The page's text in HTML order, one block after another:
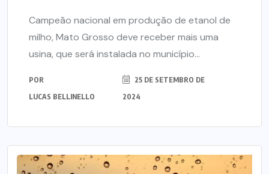
Campeão nacional em produção de etanol de
milho, Mato Grosso deve receber mais uma
usina, que será instalada no município...
POR
LUCAS BELLINELLO
25 DE SETEMBRO DE
2024